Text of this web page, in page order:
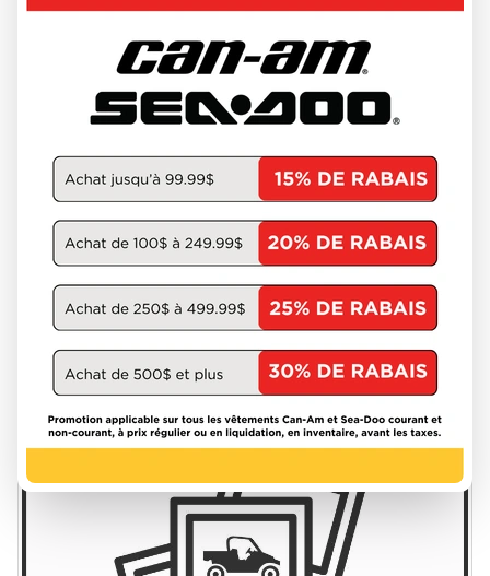
SKI-DOO 2027
SKANDIC LE 20'' 900 ACE
CROSSCUT 1.5'' E.S. 000AHVA00
W-GET-3722
18 494 $
VOIR LES DÉTAILS